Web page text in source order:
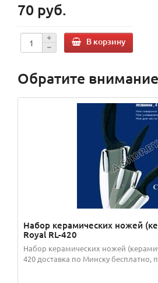
70 руб.
В корзину
Обратите внимание
Набор керамических ножей
Royal RL-420
Набор керамических ножей
420 доставка по Минску бесплатно,